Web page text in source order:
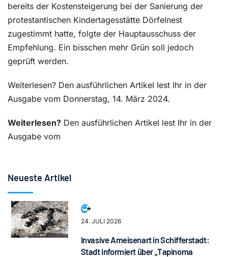
bereits der Kostensteigerung bei der Sanierung der
protestantischen Kindertagesstätte Dörfelnest
zugestimmt hatte, folgte der Hauptausschuss der
Empfehlung. Ein bisschen mehr Grün soll jedoch
geprüft werden.
Weiterlesen? Den ausführlichen Artikel lest Ihr in der
Ausgabe vom Donnerstag, 14. März 2024.
Weiterlesen? Den ausführlichen Artikel lest Ihr in der
Ausgabe vom
Neueste Artikel
24. JULI 2026
Invasive Ameisenart in Schifferstadt:
Stadt informiert über „Tapinoma